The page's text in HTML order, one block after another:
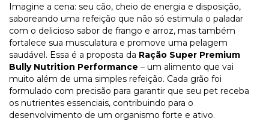
Imagine a cena: seu cão, cheio de energia e disposição,
saboreando uma refeição que não só estimula o paladar
com o delicioso sabor de frango e arroz, mas também
fortalece sua musculatura e promove uma pelagem
saudável. Essa é a proposta da Ração Super Premium
Bully Nutrition Performance – um alimento que vai
muito além de uma simples refeição. Cada grão foi
formulado com precisão para garantir que seu pet receba
os nutrientes essenciais, contribuindo para o
desenvolvimento de um organismo forte e ativo.